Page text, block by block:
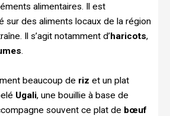
alimentaires. Il est
sur des aliments locaux de la région
Il s’agit notamment d’haricots,
.
beaucoup de riz et un plat
Ugali, une bouillie à base de
souvent ce plat de bœuf